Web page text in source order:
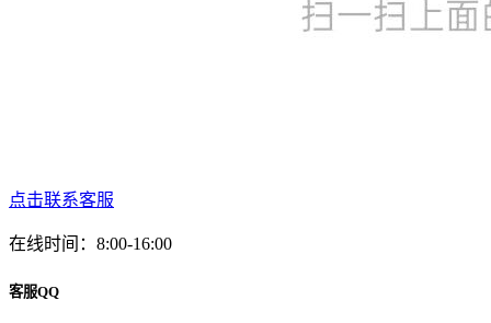
点击联系客服
在线时间：8:00-16:00
客服QQ